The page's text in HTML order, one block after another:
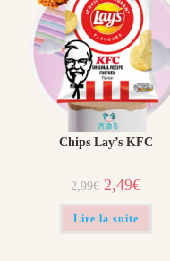
Chips Lay’s KFC
2,99€ Le
prix
initial
était :
2,99€.
2,49€Le
prix
actuel
2,49€.
Lire la suite